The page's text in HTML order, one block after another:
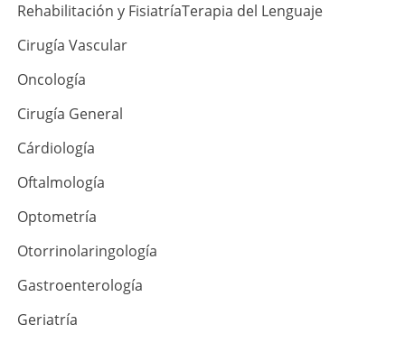
Rehabilitación y FisiatríaTerapia del Lenguaje
Cirugía Vascular
Oncología
Cirugía General
Cárdiología
Oftalmología
Optometría
Otorrinolaringología
Gastroenterología
Geriatría